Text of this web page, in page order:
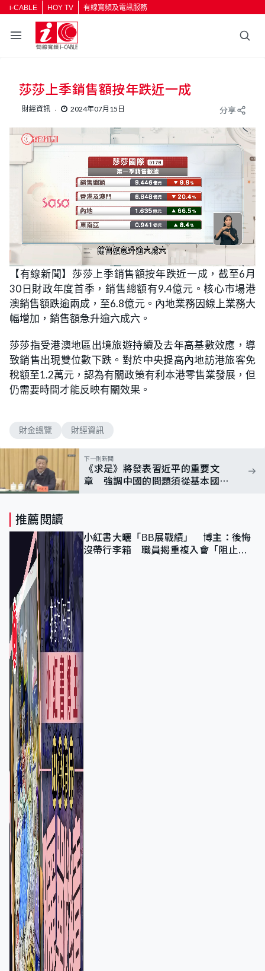
i-CABLE HOY TV 有線寬頻及電訊服務
莎莎上季銷售額按年跌近一成
財經資訊 2024年07月15日 分享
n
m
u
t
e
o
a
d
e
d
:
7
3
.
%
【有線新聞】莎莎上季銷售額按年跌近一成，截至6月
30日財政年度首季，銷售總額有9.4億元。核心市場港
澳銷售額跌逾兩成，至6.8億元。內地業務因線上業務大
幅增加，銷售額急升逾六成六。
莎莎指受港澳地區出境旅遊持續及去年高基數效應，導
致銷售出現雙位數下跌。對於中央提高內地訪港旅客免
稅額至1.2萬元，認為有關政策有利本港零售業發展，但
仍需要時間才能反映有關效果。
財金總覽 財經資訊
下一則新聞
《求是》將發表習近平的重要文
章 強調中國的問題須從基本國情
推薦閱讀
小紅書大曬「BB展戰績」 博主：後悔
沒帶行李箱 職員揭重複入會「阻止唔